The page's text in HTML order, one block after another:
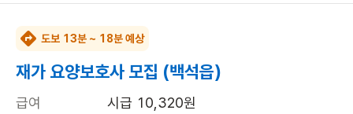
도보 13분 ~ 18분 예상
재가 요양보호사 모집 (백석읍)
급여
시급 10,320원